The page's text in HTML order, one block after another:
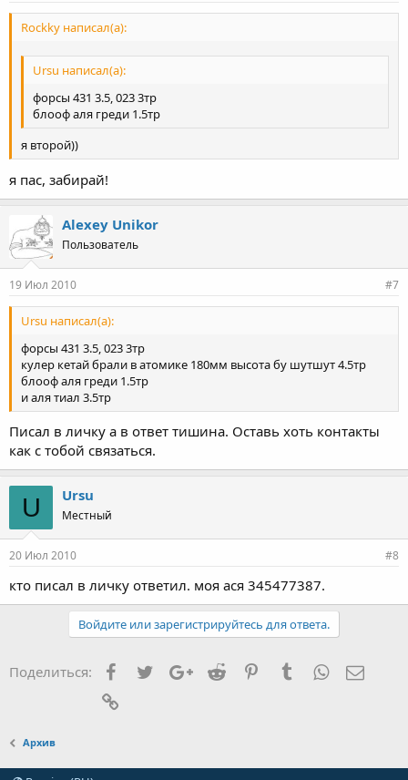
Rockky написал(а):
Ursu написал(а):
форсы 431 3.5, 023 3тр
блооф аля греди 1.5тр
я второй))
я пас, забирай!
Alexey Unikor
Пользователь
19 Июл 2010 #7
Ursu написал(а):
форсы 431 3.5, 023 3тр
кулер кетай брали в атомике 180мм высота бу шутшут 4.5тр
блооф аля греди 1.5тр
и аля тиал 3.5тр
Писал в личку а в ответ тишина. Оставь хоть контакты
как с тобой связаться.
U Ursu
Местный
20 Июл 2010 #8
кто писал в личку ответил. моя ася 345477387.
Войдите или зарегистрируйтесь для ответа.
Поделиться: FacebookTwitterGoogle+
Reddit PinterestTumblrWhatsApp
Архив